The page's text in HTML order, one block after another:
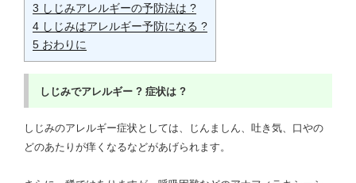
3 しじみアレルギーの予防法は ?
4 しじみはアレルギー予防になる ?
5 おわりに
しじみでアレルギー ? 症状は ?
しじみのアレルギー症状としては、じんましん、吐き気、口やの
どのあたりが痒くなるなどがあげられます。